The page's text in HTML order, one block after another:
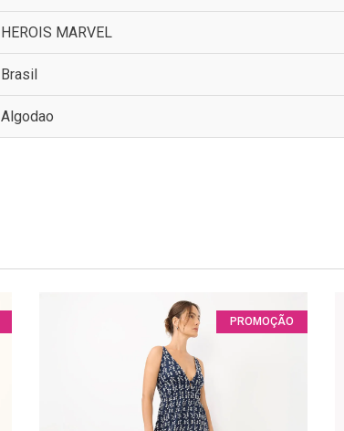
HEROIS MARVEL
Brasil
Algodao
PROMOÇÃO